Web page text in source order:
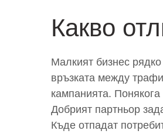
Какво
Малкият бизнес
връзката между
кампанията.
Добрият партньор
Къде отпадат